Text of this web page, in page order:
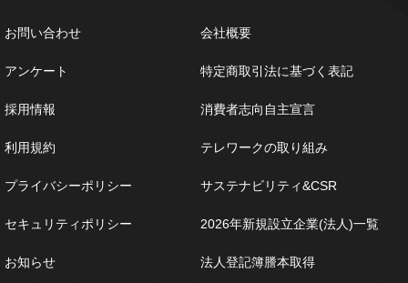
お問い合わせ
アンケート
採用情報
利用規約
プライバシーポリシー
セキュリティポリシー
お知らせ
会社概要
特定商取引法に基づく表記
消費者志向自主宣言
テレワークの取り組み
サステナビリティ&CSR
2026年新規設立企業(法人)一覧
法人登記簿謄本取得